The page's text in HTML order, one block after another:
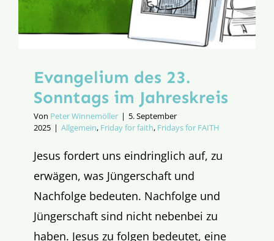
Evangelium des 23.
Sonntags im Jahreskreis
Von Peter Winnemöller | 5. September
2025 | Allgemein, Friday for faith, Fridays for FAITH
Jesus fordert uns eindringlich auf, zu
erwägen, was Jüngerschaft und
Nachfolge bedeuten. Nachfolge und
Jüngerschaft sind nicht nebenbei zu
haben. Jesus zu folgen bedeutet, eine